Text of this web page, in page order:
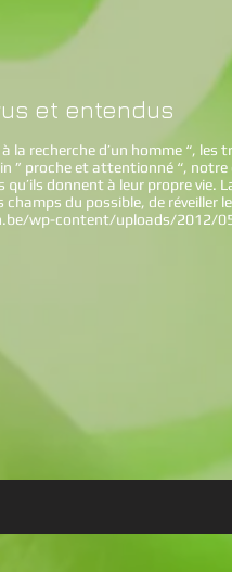
et entendus
la recherche d’un homme “,
” proche et attentionné “,
donnent à leur propre vie.
du possible, de réveiller
wp-content/uploads/2012/